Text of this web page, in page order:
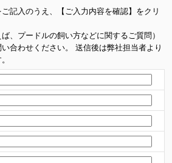
記入のうえ、【ご入力内容を確認】をクリ
、プードルの飼い方などに関するご質問）
合わせください。 送信後は弊社担当者より